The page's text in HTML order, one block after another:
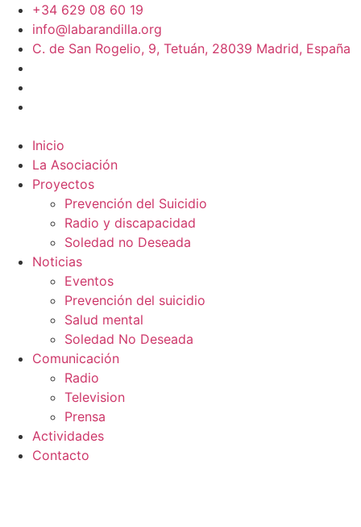
+34 629 08 60 19
info@labarandilla.org
C. de San Rogelio, 9, Tetuán, 28039 Madrid, España
Inicio
La Asociación
Proyectos
Prevención del Suicidio
Radio y discapacidad
Soledad no Deseada
Noticias
Eventos
Prevención del suicidio
Salud mental
Soledad No Deseada
Comunicación
Radio
Television
Prensa
Actividades
Contacto